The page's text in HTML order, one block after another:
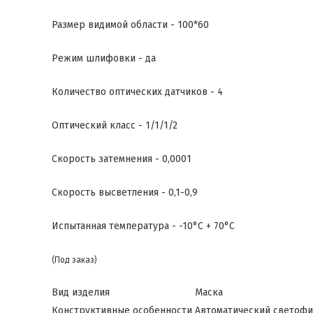
Размер видимой области - 100*60
Режим шлифовки - да
Количество оптических датчиков - 4
Оптический класс - 1/1/1/2
Скорость затемнения - 0,0001
Скорость высветления - 0,1-0,9
Испытанная температура - -10°C + 70°C
(Под заказ)
Вид изделия
Маска
Конструктивные особенности Автоматический